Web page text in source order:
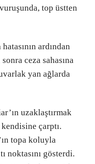
top üstten
ardından
ceza sahasına
yan ağlarda
uzaklaştırmak
çarptı.
topa koluyla
noktasını gösterdi.